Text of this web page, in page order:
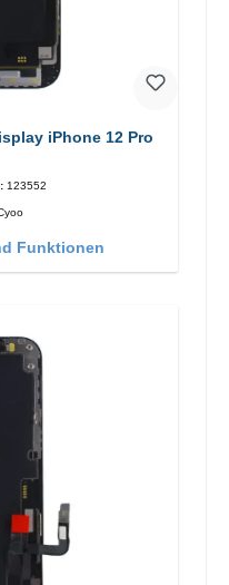
iPhone 12 Pro
123552
Funktionen